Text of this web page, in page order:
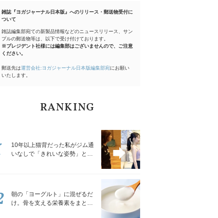
雑誌『ヨガジャーナル日本版』へのリリース・郵送物受付に
ついて
雑誌編集部宛ての新製品情報などのニュースリリース、サン
プルの郵送物等は、以下で受け付けております。
※プレジデント社様には編集部はございませんので、ご注意
ください。
郵送先は運営会社:ヨガジャーナル日本版編集部宛にお願い
いたします。
RANKING
10年以上猫背だった私がジム通
いなしで「きれいな姿勢」と褒
朝の「ヨーグルト」に混ぜるだ
け。骨を支える栄養素をまとめ